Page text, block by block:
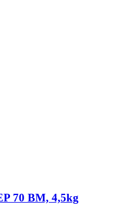
70 BM, 4,5kg